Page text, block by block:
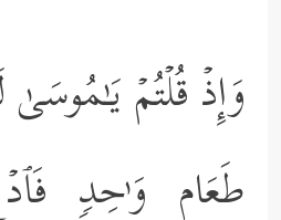
وَإِذۡ قُلۡتُمۡ
طَعَامࣲ وَ ٰ⁠حِدࣲ